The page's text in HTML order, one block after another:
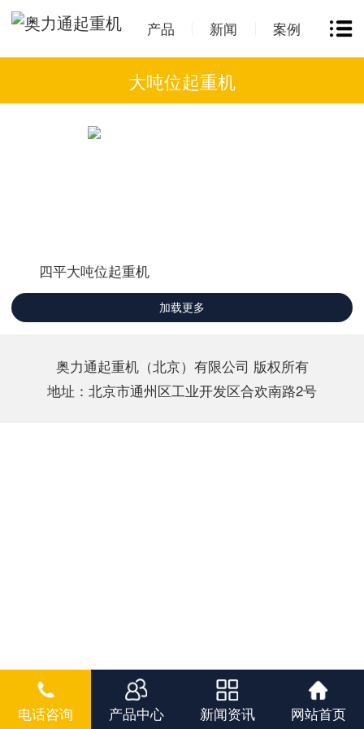
产品 新闻 案例
大吨位起重机
四平大吨位起重机
加载更多
奥力通起重机（北京）有限公司 版权所有
地址：北京市通州区工业开发区合欢南路2号
电话咨询 产品中心 新闻资讯 网站首页